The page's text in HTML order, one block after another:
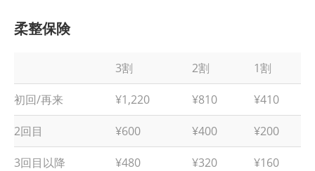
柔整保険
3割 2割 1割
初回/再来 ¥1,220 ¥810 ¥410
2回目 ¥600 ¥400 ¥200
3回目以降 ¥480 ¥320 ¥160